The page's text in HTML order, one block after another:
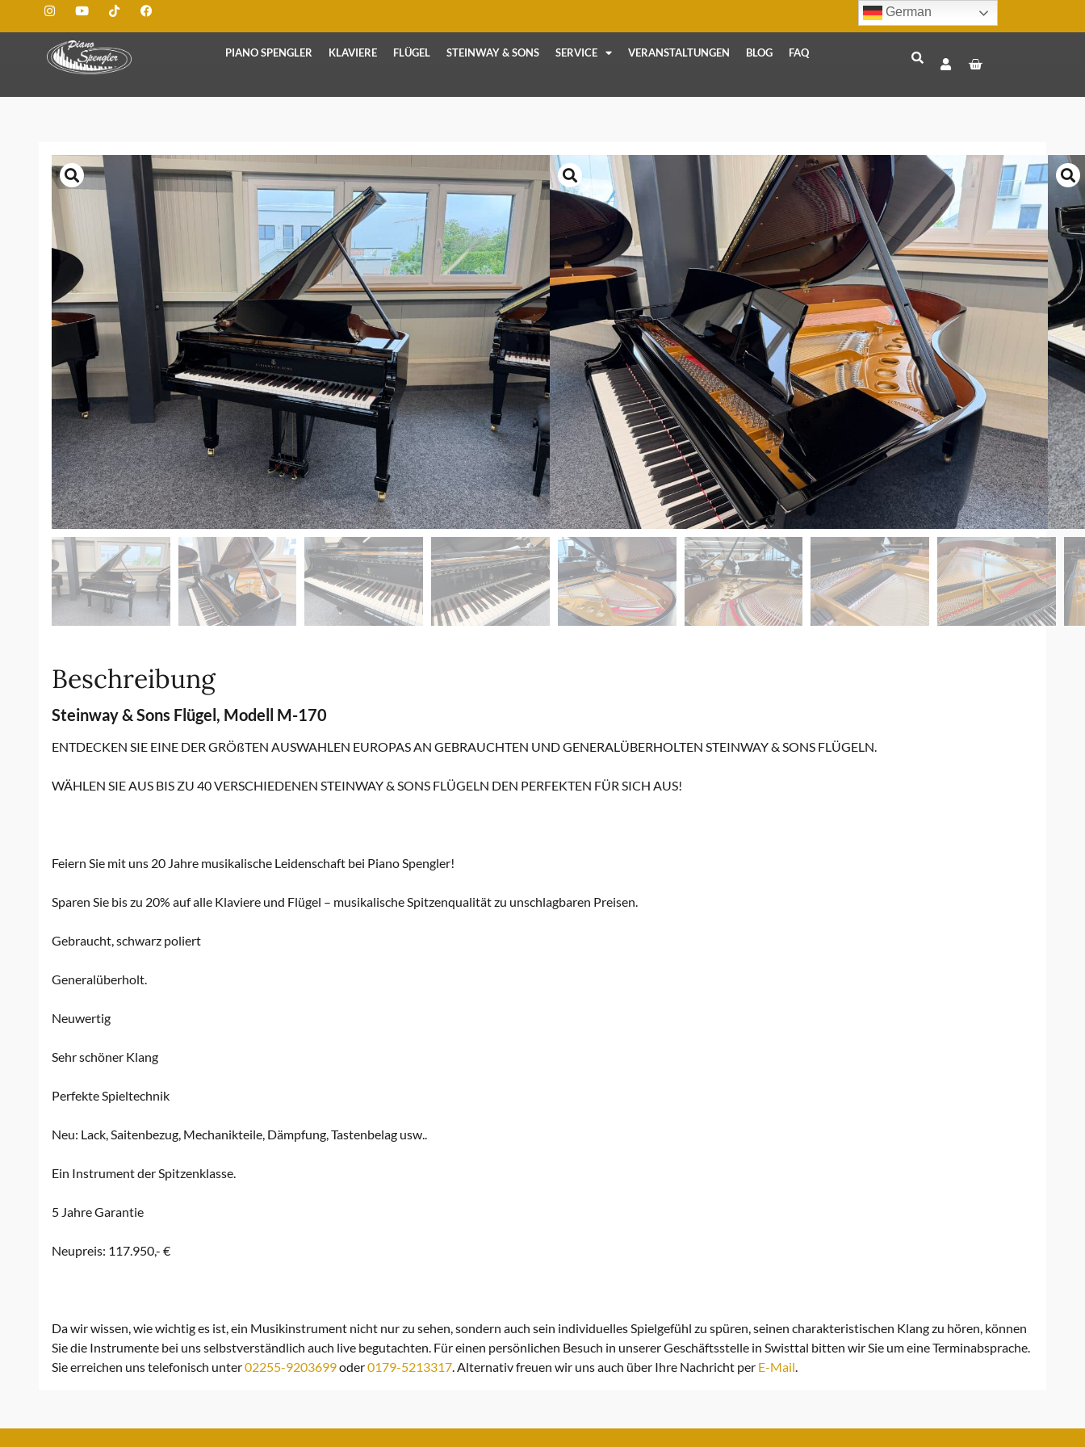
PIANO SPENGLER KLAVIERE FLÜGEL STEINWAY & SONS SERVICE VERANSTALTUNGEN BLOG FAQ
Start /Flügel / Steinway & Sons M-170
Steinway & Sons M-170
Art.-Nr.:10629
Zustand:Gebraucht 33900 €
TERMIN VEREINBAREN
Beschreibung
Steinway & Sons Flügel, Modell M-170
ENTDECKEN SIE EINE DER GRÖßTEN AUSWAHLEN EUROPAS AN GEBRAUCHTEN UND GENERALÜBERHOLTEN STEINWAY & SONS FLÜGELN.
WÄHLEN SIE AUS BIS ZU 40 VERSCHIEDENEN STEINWAY & SONS FLÜGELN DEN PERFEKTEN FÜR SICH AUS!
Feiern Sie mit uns 20 Jahre musikalische Leidenschaft bei Piano Spengler!
Sparen Sie bis zu 20% auf alle Klaviere und Flügel – musikalische Spitzenqualität zu unschlagbaren Preisen.
Gebraucht, schwarz poliert
Generalüberholt.
Neuwertig
Sehr schöner Klang
Perfekte Spieltechnik
Neu: Lack, Saitenbezug, Mechanikteile, Dämpfung, Tastenbelag usw..
Ein Instrument der Spitzenklasse.
5 Jahre Garantie
Neupreis: 117.950,- €
Da wir wissen, wie wichtig es ist, ein Musikinstrument nicht nur zu sehen, sondern auch sein individuelles Spielgefühl zu spüren, seinen charakteristischen Klang zu hören, können
Sie die Instrumente bei uns selbstverständlich auch live begutachten. Für einen persönlichen Besuch in unserer Geschäftsstelle in Swisttal bitten wir Sie um eine Terminabsprache.
Sie erreichen uns telefonisch unter02255-9203699oder0179-5213317 . Alternativ freuen wir uns auch über Ihre Nachricht per E-Mail
German